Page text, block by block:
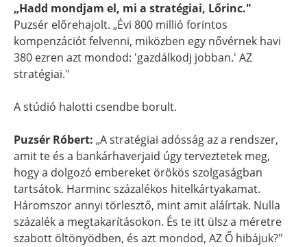
„Hadd mondjam el, mi a stratégiai, Lőrinc."
Puzsér előrehajolt. „Évi 800 millió forintos
kompenzációt felvenni, miközben egy nővérnek havi
380 ezren azt mondod: 'gazdálkodj jobban.' AZ
stratégiai."
A stúdió halotti csendbe borult.
Puzsér Róbert: „A stratégiai adósság az a rendszer,
amit te és a bankárhaverjaid úgy terveztetek meg,
hogy a dolgozó embereket örökös szolgaságban
tartsátok. Harminc százalékos hitelkártyakamat.
Háromszor annyi törlesztő, mint amit aláírtak. Nulla
százalék a megtakarításokon. És te itt ülsz a méretre
szabott öltönyödben, és azt mondod, AZ Ő hibájuk?"